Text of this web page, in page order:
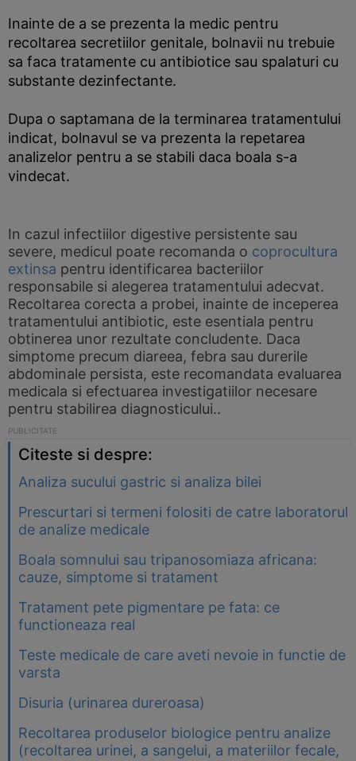
Inainte de a se prezenta la medic pentru
recoltarea secretiilor genitale, bolnavii nu trebuie
sa faca tratamente cu antibiotice sau spalaturi cu
substante dezinfectante.
Dupa o saptamana de la terminarea tratamentului
indicat, bolnavul se va prezenta la repetarea
analizelor pentru a se stabili daca boala s-a
vindecat.
In cazul infectiilor digestive persistente sau
severe, medicul poate recomanda o coprocultura
extinsa pentru identificarea bacteriilor
responsabile si alegerea tratamentului adecvat.
Recoltarea corecta a probei, inainte de inceperea
tratamentului antibiotic, este esentiala pentru
obtinerea unor rezultate concludente. Daca
simptome precum diareea, febra sau durerile
abdominale persista, este recomandata evaluarea
medicala si efectuarea investigatiilor necesare
pentru stabilirea diagnosticului..
Citeste si despre:
Analiza sucului gastric si analiza bilei
Prescurtari si termeni folositi de catre laboratorul
de analize medicale
Boala somnului sau tripanosomiaza africana:
cauze, simptome si tratament
Tratament pete pigmentare pe fata: ce
functioneaza real
Teste medicale de care aveti nevoie in functie de
varsta
Disuria (urinarea dureroasa)
Recoltarea produselor biologice pentru analize
(recoltarea urinei, a sangelui, a materiilor fecale,